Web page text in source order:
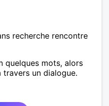
recherche rencontre
quelques mots, alors
un dialogue.